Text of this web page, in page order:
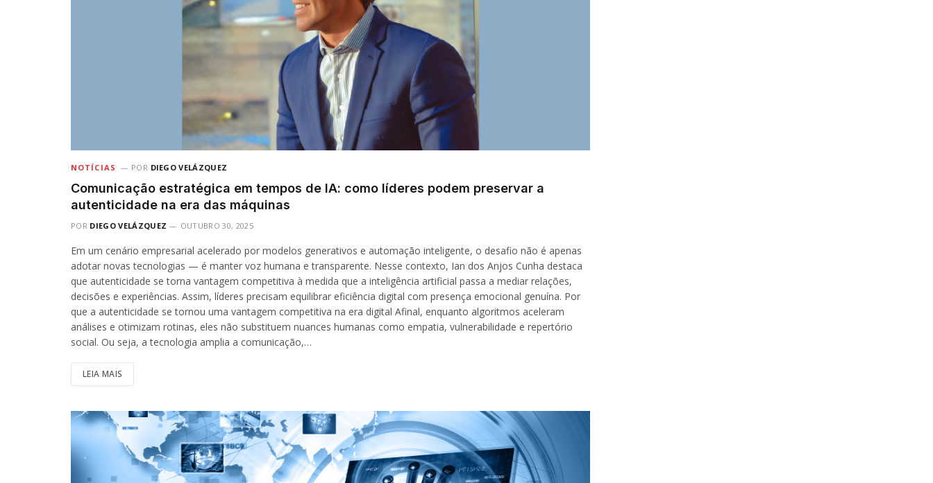
NOTÍCIAS POR DIEGO VELÁZQUEZ
Comunicação estratégica em tempos de IA: como líderes podem preservar a
autenticidade na era das máquinas
POR DIEGO VELÁZQUEZ OUTUBRO 30, 2025
Em um cenário empresarial acelerado por modelos generativos e automação inteligente, o desafio não é apenas
adotar novas tecnologias — é manter voz humana e transparente. Nesse contexto, Ian dos Anjos Cunha destaca
que autenticidade se torna vantagem competitiva à medida que a inteligência artificial passa a mediar relações,
decisões e experiências. Assim, líderes precisam equilibrar eficiência digital com presença emocional genuína. Por
que a autenticidade se tornou uma vantagem competitiva na era digital Afinal, enquanto algoritmos aceleram
análises e otimizam rotinas, eles não substituem nuances humanas como empatia, vulnerabilidade e repertório
social. Ou seja, a tecnologia amplia a comunicação,…
LEIA MAIS